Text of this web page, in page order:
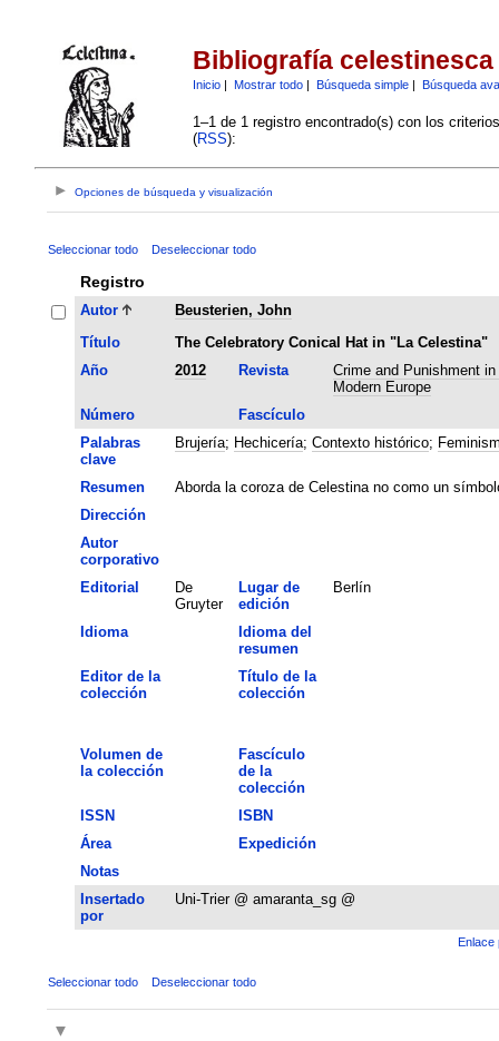
Bibliografía celestinesca
Inicio| Mostrar todo| Búsqueda simple| Búsqueda
1–1 de 1 registro encontrado(s) con los
(RSS):
Opciones de búsqueda y visualización
Seleccionar todo Deseleccionar todo
Registro
Autor
Beusterien, John
Título
The Celebratory Conical Hat in "La Celestina"
Año
2012 Revista
Crime and Punishment
Modern Europe
Número
Fascículo
Palabras
clave
Brujería; Hechicería; Contexto histórico;
Resumen
Aborda la coroza de Celestina no como un
Dirección
Autor
corporativo
Editorial
De
Gruyter
Lugar de
edición
Berlín
Idioma
Idioma del
resumen
Editor de la
colección
Título de la
colección
Volumen de
la colección
Fascículo
de la
colección
ISSN
ISBN
Área
Expedición
Notas
Insertado
por
Uni-Trier @ amaranta_sg @
Enlace
Seleccionar todo Deseleccionar todo